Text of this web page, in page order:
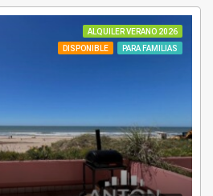
ALQUILER VERANO 2026
DISPONIBLE
PARA FAMILIAS